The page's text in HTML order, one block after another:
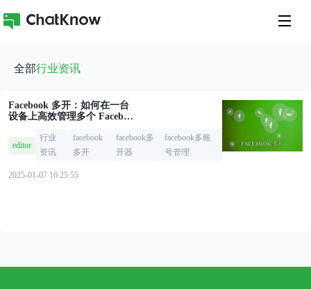
全部行业资讯
Facebook 多开：如何在一台
设备上高效管理多个 Faceboo
editor
行业
资讯
facebook
多开
facebook多
开器
facebook多账
号管理
2025-01-07 16:25:55